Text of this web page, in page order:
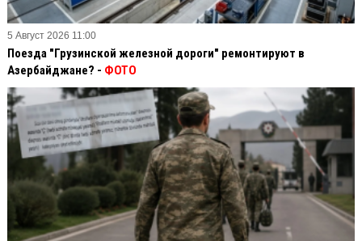
5 Август 2026 11:00
Поезда "Грузинской железной дороги" ремонтируют в
Азербайджане? - ФОТО